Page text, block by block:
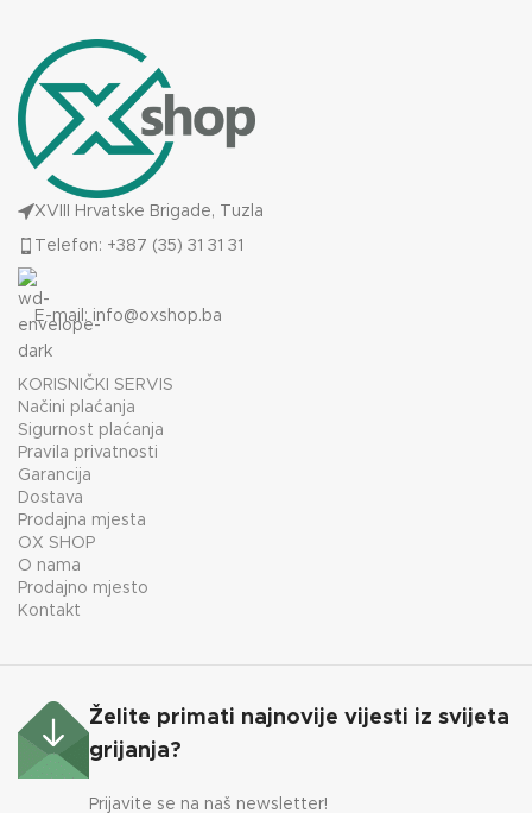
XVIII Hrvatske Brigade, Tuzla
Telefon: +387 (35) 31 31 31
E-mail: info@oxshop.ba
KORISNIČKI SERVIS
Načini plaćanja
Sigurnost plaćanja
Pravila privatnosti
Garancija
Dostava
Prodajna mjesta
OX SHOP
O nama
Prodajno mjesto
Kontakt
Želite primati najnovije vijesti iz svijeta
grijanja?
Prijavite se na naš newsletter!